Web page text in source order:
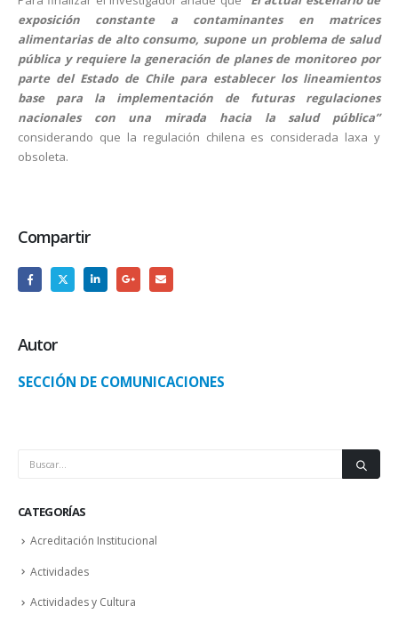
exposición constante a contaminantes en matrices
alimentarias de alto consumo, supone un problema de salud
pública y requiere la generación de planes de monitoreo por
parte del Estado de Chile para establecer los lineamientos
base para la implementación de futuras regulaciones
nacionales con una mirada hacia la salud pública”
considerando que la regulación chilena es considerada laxa y
obsoleta.
Compartir
Autor
SECCIÓN DE COMUNICACIONES
CATEGORÍAS
Acreditación Institucional
Actividades
Actividades y Cultura